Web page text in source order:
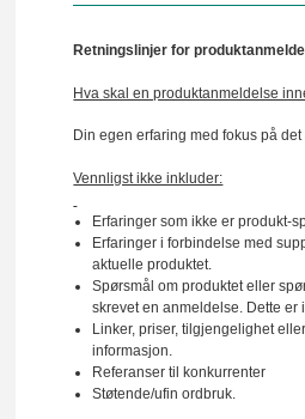
Retningslinjer for
Hva skal en produktanmeldelse
Din egen erfaring med fokus på
Vennligst ikke inkluder:
Erfaringer som ikke er produkt-
Erfaringer i forbindelse med
aktuelle produktet.
Spørsmål om produktet eller
skrevet en anmeldelse. Dette er
Linker, priser, tilgjengelighet
informasjon.
Referanser til konkurrenter
Støtende/ufin ordbruk.